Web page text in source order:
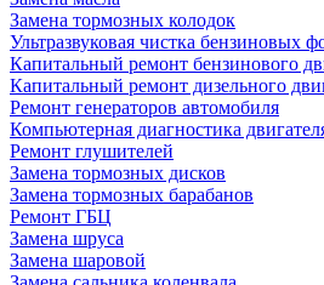
Замена тормозных колодок
Ультразвуковая чистка бензиновых
Капитальный ремонт бензинового
Капитальный ремонт дизельного
Ремонт генераторов автомобиля
Компьютерная диагностика
Ремонт глушителей
Замена тормозных дисков
Замена тормозных барабанов
Ремонт ГБЦ
Замена шруса
Замена шаровой